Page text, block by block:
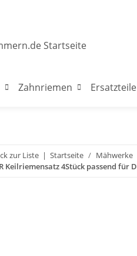
Zahnriemen
zur Liste Startseite Mähwerke
Keilriemensatz 4Stück passend für